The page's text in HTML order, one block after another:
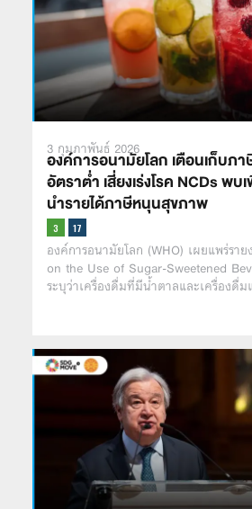
3 กุมภาพันธ์ 2026
องค์การอนามัยโลก เตือนเก็บภ
อัตราต่ำ เสี่ยงเร่งโรค NCDs พบ
นำรายได้ภาษีหนุนสุขภาพ
องค์การอนามัยโลก (WHO) เผยแพร่รา
on the Use of Sugar-Sweetened
ระบุว่าเครื่องดื่มที่มีน้ำตาลและเครื่องดื่